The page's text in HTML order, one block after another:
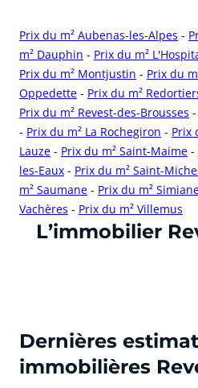
Prix du m² Aubenas-les-Alpes -
m² Dauphin - Prix du m²
Prix du m² Montjustin - Prix du
Oppedette - Prix du m²
Prix du m² Revest-des-Brousses -
- Prix du m² La Rochegiron - Prix
Lauze - Prix du m² Saint-Maime -
les-Eaux - Prix du m² Saint-
m² Saumane - Prix du m²
Vachères - Prix du m² Villemus
cliquer pour afficher plus du text
L’immobilier
Dernières
immobilières